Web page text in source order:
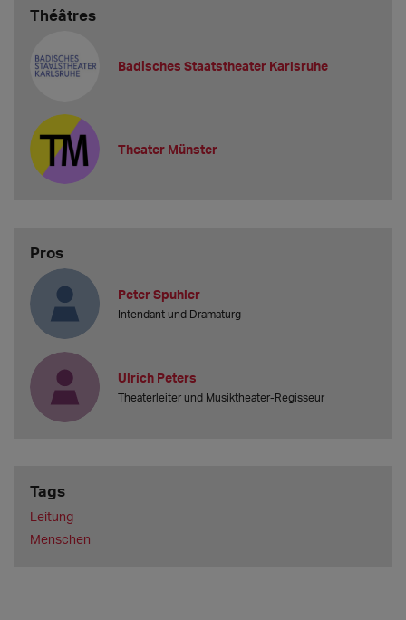
Théâtres
Badisches Staatstheater Karlsruhe
Theater Münster
Pros
Peter Spuhler
Intendant und Dramaturg
Ulrich Peters
Theaterleiter und Musiktheater-Regisseur
Tags
Leitung
Menschen